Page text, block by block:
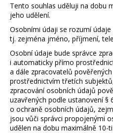
Tento souhlas uděluji na dobu
jeho udělení.
Osobními údaji se rozumí
tj. zejména jméno, příjmení,
Osobní údaje bude správce
i automaticky přímo
a dále zpracovatelů
prostřednictvím třetích
zpracování osobních údajů
uzavřených podle ustanovení §
o ochraně osobních údajů,
jsou vůči správci propojenými
udělen na dobu maximálně 10-
p
o
r
u
č
u
j
e
m
e